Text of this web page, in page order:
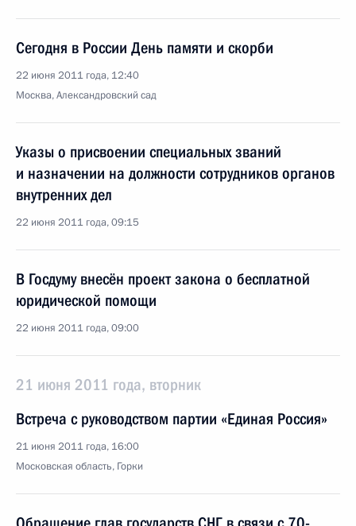
Сегодня в России День памяти и скорби
22 июня 2011 года, 12:40
Москва, Александровский сад
Указы о присвоении специальных званий
и назначении на должности сотрудников органов
внутренних дел
22 июня 2011 года, 09:15
В Госдуму внесён проект закона о бесплатной
юридической помощи
22 июня 2011 года, 09:00
21 июня 2011 года, вторник
Встреча с руководством партии «Единая Россия»
21 июня 2011 года, 16:00
Московская область, Горки